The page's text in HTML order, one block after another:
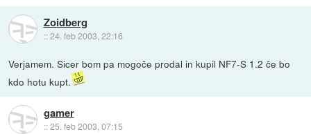
Zoidberg
::24. feb 2003, 22:16
Verjamem. Sicer bom pa mogoče prodal in kupil NF7-S 1.2 če bo
kdo hotu kupt.
gamer
::25. feb 2003, 07:15